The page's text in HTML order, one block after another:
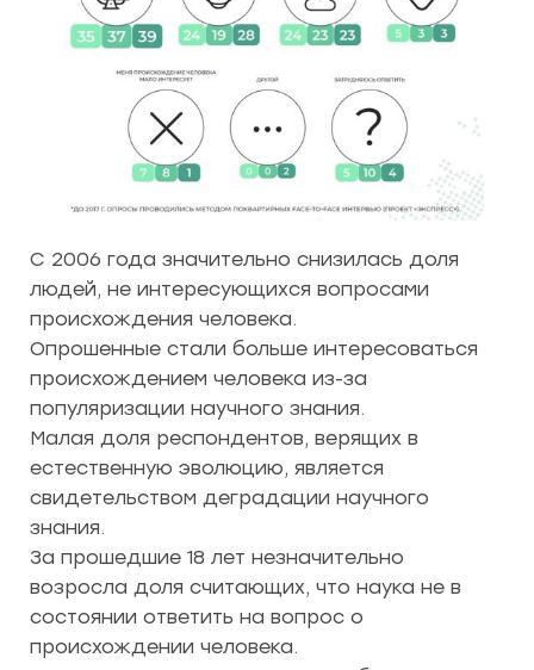
С 2006 года значительно снизилась доля
людей, не интересующихся вопросами
происхождения человека.
Опрошенные стали больше интересоваться
происхождением человека из-за
популяризации научного знания.
Малая доля респондентов, верящих в
естественную эволюцию, является
свидетельством деградации научного
знания.
За прошедшие 18 лет незначительно
возросла доля считающих, что наука не в
состоянии ответить на вопрос о
происхождении человека.